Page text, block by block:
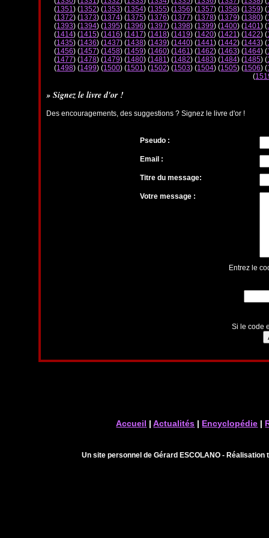
(1351) (1352) (1353) (1354) (1355) (1356) (1357) (1358) (1359) (
(1372) (1373) (1374) (1375) (1376) (1377) (1378) (1379) (1380) (
(1393) (1394) (1395) (1396) (1397) (1398) (1399) (1400) (1401) (
(1414) (1415) (1416) (1417) (1418) (1419) (1420) (1421) (1422) (
(1435) (1436) (1437) (1438) (1439) (1440) (1441) (1442) (1443) (
(1456) (1457) (1458) (1459) (1460) (1461) (1462) (1463) (1464) (
(1477) (1478) (1479) (1480) (1481) (1482) (1483) (1484) (1485) (
(1498) (1499) (1500) (1501) (1502) (1503) (1504) (1505) (1506) (
(
» Signez le livre d'or !
Des encouragements, des suggestions ? Signez le livre d'or !
Pseudo :
Email :
Titre du message:
Votre message :
Entrez le
Si le code
Accueil |Actualités | Encyclopédie |
Un site personnel de Gérard ESCOLANO -